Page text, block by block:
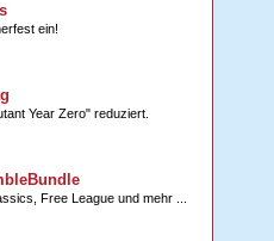
ein!
Year Zero" reduziert.
Free League und mehr ...